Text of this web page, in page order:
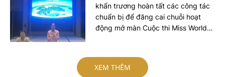
khẩn trương hoàn tất các công tác
chuẩn bị để đăng cai chuỗi hoạt
động mở màn Cuộc thi Miss World
thiệu những giá trị nổi bật về thiên
nhiên, văn hóa, con người, môi
XEM THÊM